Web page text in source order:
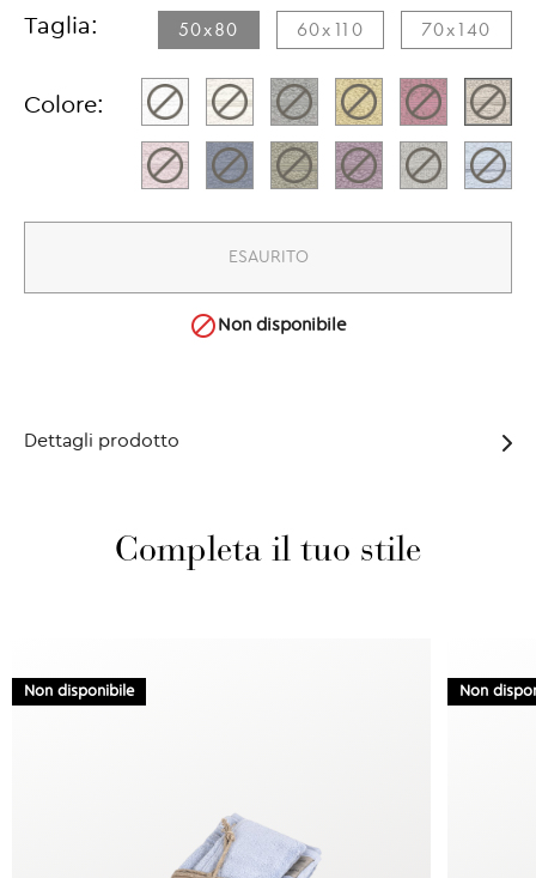
Taglia: 50x80​ 60x110​ 70x140​
Colore:
ESAURITO
 Non disponibile
Dettagli prodotto
Completa il tuo stile
Non disponibile Non